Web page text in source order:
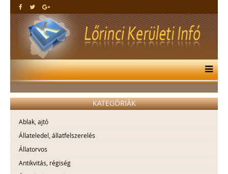
KATEGÓRIÁK
Ablak, ajtó
Állateledel, állatfelszerelés
Állatorvos
Antikvitás, régiség